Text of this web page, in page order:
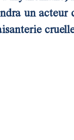
un acteur